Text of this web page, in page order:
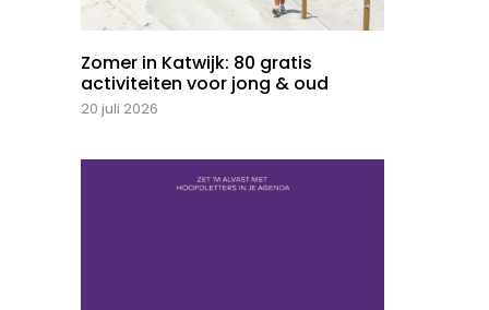
Zomer in Katwijk: 80 gratis
activiteiten voor jong & oud
20 juli 2026